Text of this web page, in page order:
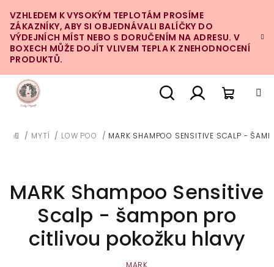
na
obsah
VZHLEDEM K VYSOKÝM TEPLOTÁM PROSÍME
ZÁKAZNÍKY, ABY SI OBJEDNÁVALI BALÍČKY DO
VÝDEJNÍCH MÍST NEBO S DORUČENÍM NA ADRESU. V
BOXECH MŮŽE DOJÍT VLIVEM TEPLA K ZNEHODNOCENÍ
PRODUKTŮ.
DOMŮ
/ MYTÍ / LOW POO / MARK SHAMPOO SENSITIVE SCALP -
MARK Shampoo Sensitive
Scalp - šampon pro
citlivou pokožku hlavy
MARK